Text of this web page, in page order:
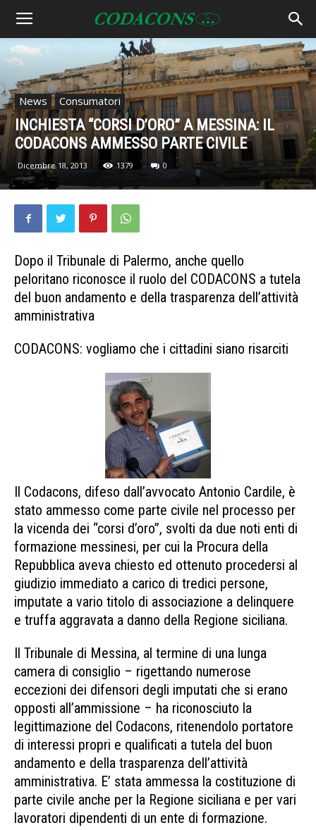
News Consumatori
INCHIESTA “CORSI D’ORO” A MESSINA: IL
CODACONS AMMESSO PARTE CIVILE
Dicembre 18, 2013 1379 0
Dopo il Tribunale di Palermo, anche quello
peloritano riconosce il ruolo del CODACONS a tutela
del buon andamento e della trasparenza dell’attività
amministrativa
CODACONS: vogliamo che i cittadini siano risarciti
Il Codacons, difeso dall’avvocato Antonio Cardile, è
stato ammesso come parte civile nel processo per
la vicenda dei “corsi d’oro”, svolti da due noti enti di
formazione messinesi, per cui la Procura della
Repubblica aveva chiesto ed ottenuto procedersi al
giudizio immediato a carico di tredici persone,
imputate a vario titolo di associazione a delinquere
e truffa aggravata a danno della Regione siciliana.
Il Tribunale di Messina, al termine di una lunga
camera di consiglio – rigettando numerose
eccezioni dei difensori degli imputati che si erano
opposti all’ammissione – ha riconosciuto la
legittimazione del Codacons, ritenendolo portatore
di interessi propri e qualificati a tutela del buon
andamento e della trasparenza dell’attività
amministrativa. E’ stata ammessa la costituzione di
parte civile anche per la Regione siciliana e per vari
lavoratori dipendenti di un ente di formazione.